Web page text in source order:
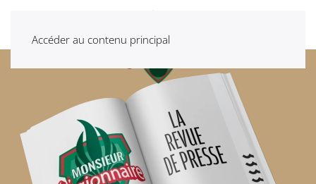
Accéder au contenu principal